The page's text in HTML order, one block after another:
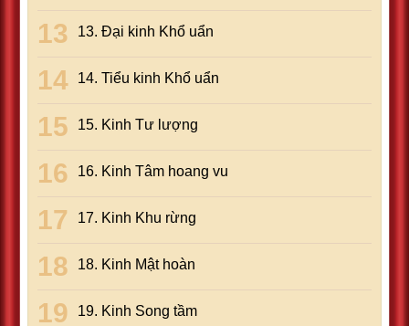
13. Ðại kinh Khổ uẩn
14. Tiểu kinh Khổ uẩn
15. Kinh Tư lượng
16. Kinh Tâm hoang vu
17. Kinh Khu rừng
18. Kinh Mật hoàn
19. Kinh Song tầm